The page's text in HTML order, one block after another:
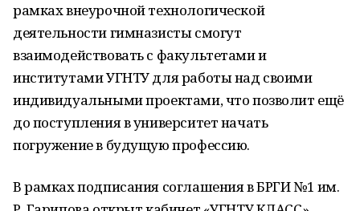
рамках внеурочной технологической
деятельности гимназисты смогут
взаимодействовать с факультетами и
институтами УГНТУ для работы над своими
индивидуальными проектами, что позволит ещё
до поступления в университет начать
погружение в будущую профессию.
В рамках подписания соглашения в БРГИ №1 им.